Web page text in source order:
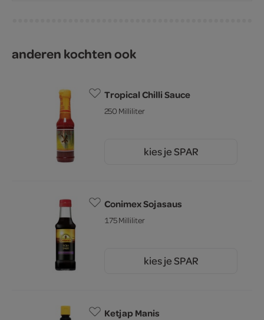
anderen kochten ook
Tropical Chilli Sauce
250 Milliliter
kies je SPAR
Conimex Sojasaus
175 Milliliter
kies je SPAR
Ketjap Manis